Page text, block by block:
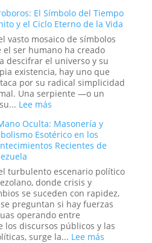
Seda
de
Bandera
Falsa
¿Hasta
El Símbolo del Tiempo
y el Ciclo Eterno de la Vida
vasto mosaico de símbolos
el ser humano ha creado
descifrar el universo y su
existencia, hay uno que
por su radical simplicidad
Una serpiente —o un
Lee más:
El
Símbolo
del
Infinito
y
el
Ciclo
Eterno
de
la
Oculta: Masonería y
Esotérico en los
Recientes de
turbulento escenario político
donde crisis y
se suceden con rapidez,
preguntan si hay fuerzas
operando entre
los discursos públicos y las
surge la... Lee más: